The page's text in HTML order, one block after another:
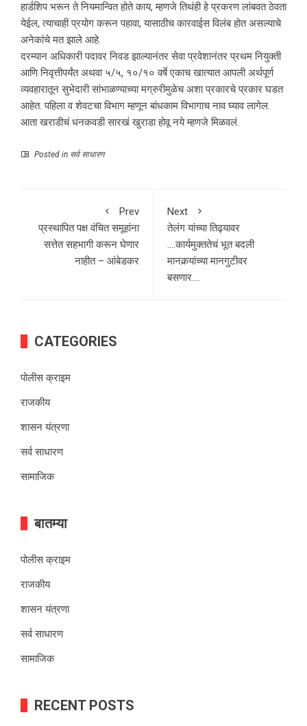
हार्डशिप भरून ते नियमान्वित होते काय, म्हणजे तिथंही हे प्रकरण लांबवत ठेवता
येईल, त्याचाही प्रयोग करून पहावा, यासाठीच कारवाईस विलंब होत असल्याचे
अनेकांचे मत झाले आहे.
दरम्यान अधिकारी पदावर निवड झाल्यानंतर सेवा प्रवेशानंतर प्रथम नियुक्ती
आणि निवृत्तीपर्यंत अथवा ५/५, १०/१० वर्षे एकाच खात्यात आपली अर्थपूर्ण
व्यवहारातून सुभेदारी सांभाळण्याच्या मग्रुरीमुळेच अशा प्रकारचे प्रकार घडत
आहेत. पहिला व शेवटचा विभाग म्हणून बांधकाम विभागाच नाव घ्याव लागेल.
आता खराडीचं धनकवडी सारखं खुराडा होवू नये म्हणजे मिळवलं.
Posted in सर्व साधारण
Prev
प्रस्थापित पक्ष वंचित समूहांना
सत्तेत सहभागी करून घेणार
नाहीत – आंबेडकर
Next
तेलंग यांच्या तिढ्यावर
….कार्यमुक्ततेचं भूत बदली
मानकर्‍यांच्या मानगुटीवर
बसणार….
CATEGORIES
पोलीस क्राइम
राजकीय
शासन यंत्रणा
सर्व साधारण
सामाजिक
बातम्या
पोलीस क्राइम
राजकीय
शासन यंत्रणा
सर्व साधारण
सामाजिक
RECENT POSTS